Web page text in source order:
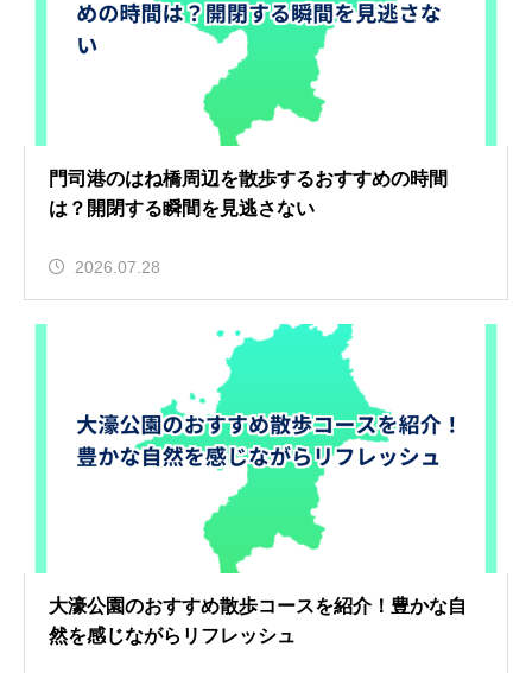
門司港のはね橋周辺を散歩するおすすめの時間
は？開閉する瞬間を見逃さない
2026.07.28
大濠公園のおすすめ散歩コースを紹介！豊かな自
然を感じながらリフレッシュ